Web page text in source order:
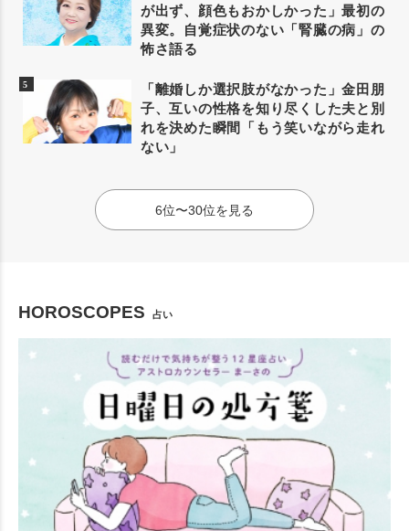
が出ず、顔色もおかしかった」最初の
異変。自覚症状のない「腎臓の病」の
怖さ語る
「離婚しか選択肢がなかった」金田朋
子、互いの性格を知り尽くした夫と別
れを決めた瞬間「もう笑いながら走れ
ない」
6位〜30位を見る
HOROSCOPES 占い